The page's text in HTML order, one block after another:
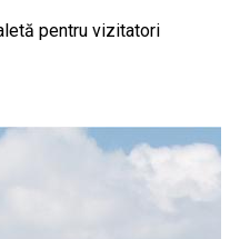
pentru vizitatori